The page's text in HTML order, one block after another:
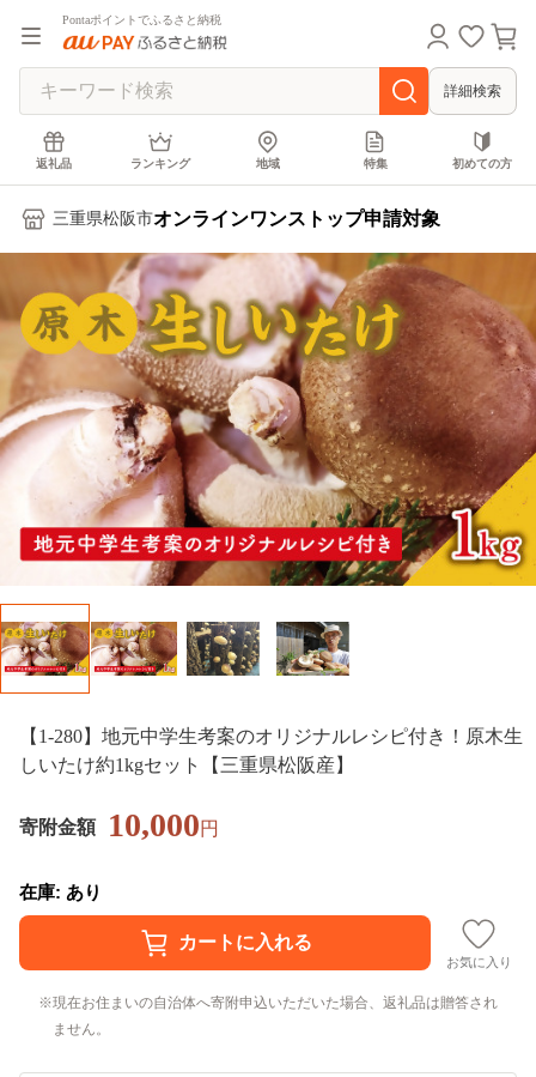
Pontaポイントでふるさと納税
詳細検索
返礼品 ランキング 地域 特集 初めての方
三重県松阪市オンラインワンストップ申請対象
【1-280】地元中学生考案のオリジナルレシピ付き！原木生
しいたけ約1kgセット【三重県松阪産】
寄附金額 10,000円
在庫: あり
お気に入り
現在お住まいの自治体へ寄附申込いただいた場合、返礼品は贈答され
ません。